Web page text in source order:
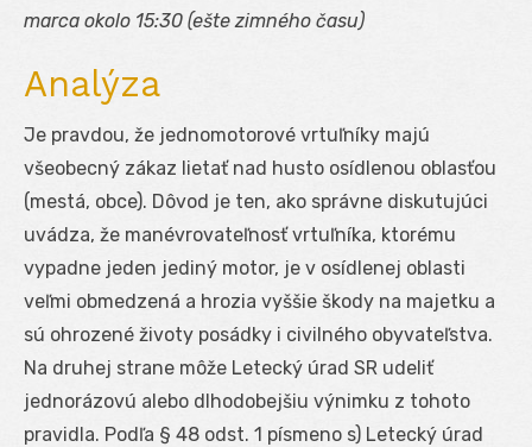
marca okolo 15:30 (ešte zimného času)
Analýza
Je pravdou, že jednomotorové vrtuľníky majú
všeobecný zákaz lietať nad husto osídlenou oblasťou
(mestá, obce). Dôvod je ten, ako správne diskutujúci
uvádza, že manévrovateľnosť vrtuľníka, ktorému
vypadne jeden jediný motor, je v osídlenej oblasti
veľmi obmedzená a hrozia vyššie škody na majetku a
sú ohrozené životy posádky i civilného obyvateľstva.
Na druhej strane môže Letecký úrad SR udeliť
jednorázovú alebo dlhodobejšiu výnimku z tohoto
pravidla. Podľa § 48 odst. 1 písmeno s) Letecký úrad